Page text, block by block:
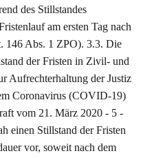
des Stillstandes
am ersten Tag nach
146 Abs. 1 ZPO). 3.3. Die
der Fristen in Zivil- und
Aufrechterhaltung der Justiz
Coronavirus (COVID-19)
vom 21. März 2020 - 5 -
einen Stillstand der Fristen
vor, soweit nach dem